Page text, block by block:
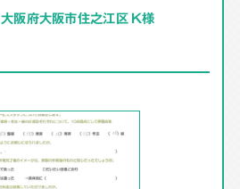
大阪府大阪市住之江区 K様